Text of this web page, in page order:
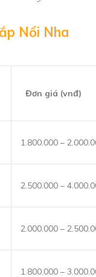
Nổi Nha
Đơn giá (vnđ)
1.800.000 –
2.500.000 –
2.000.000 –
1.800.000 –